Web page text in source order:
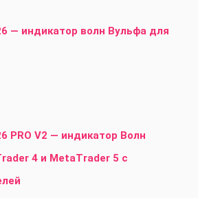
— индикатор волн Вульфа для
PRO V2 — индикатор Волн
4 и MetaTrader 5 с